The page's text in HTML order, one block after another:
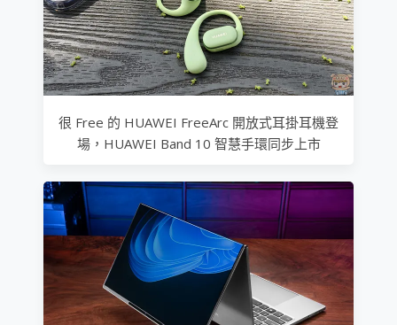
很 Free 的 HUAWEI FreeArc 開放式耳掛耳機登
場，HUAWEI Band 10 智慧手環同步上市